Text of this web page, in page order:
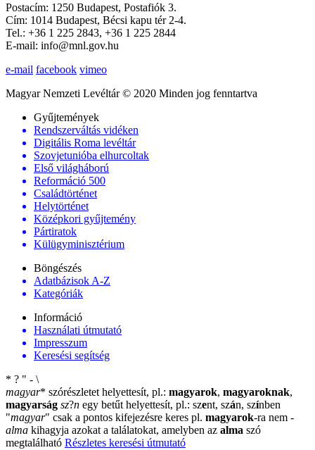
Postacím: 1250 Budapest, Postafiók 3.
Cím: 1014 Budapest, Bécsi kapu tér 2-4.
Tel.: +36 1 225 2843, +36 1 225 2844
E-mail: info@mnl.gov.hu
e-mail facebook vimeo
Magyar Nemzeti Levéltár © 2020 Minden jog fenntartva
Gyűjtemények
Rendszerváltás vidéken
Digitális Roma levéltár
Szovjetunióba elhurcoltak
Első világháború
Reformáció 500
Családtörténet
Helytörténet
Középkori gyűjtemény
Pártiratok
Külügyminisztérium
Böngészés
Adatbázisok A-Z
Kategóriák
Információ
Használati útmutató
Impresszum
Keresési segítség
* ? " - \
magyar* szórészletet helyettesít, pl.: magyarok, magyaroknak,
magyarság sz?n egy betűt helyettesít, pl.: szent, szán, színben
"magyar" csak a pontos kifejezésre keres pl. magyarok-ra nem -
alma kihagyja azokat a találatokat, amelyben az alma szó
megtalálható Részletes keresési útmutató